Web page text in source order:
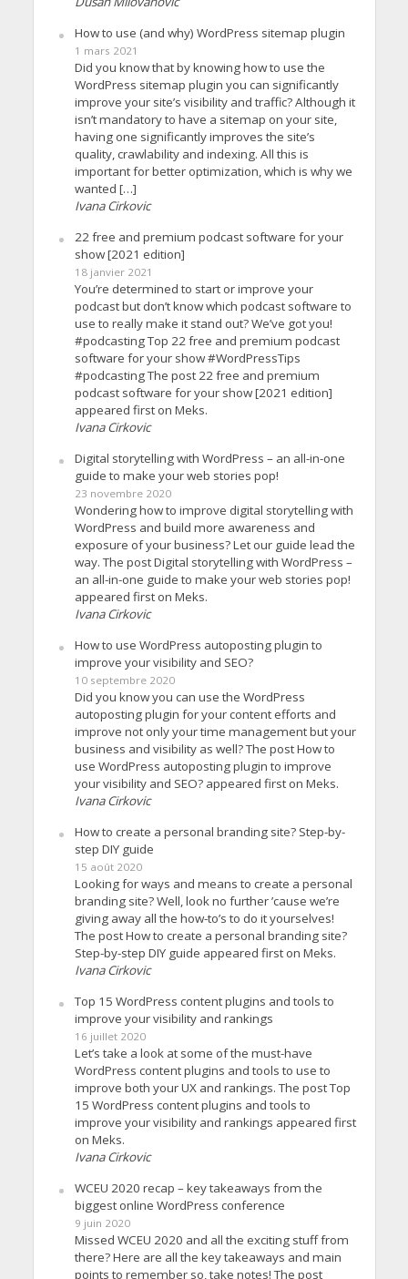
How to use (and why) WordPress sitemap plugin
1 mars 2021
Did you know that by knowing how to use the
WordPress sitemap plugin you can significantly
improve your site’s visibility and traffic? Although it
isn’t mandatory to have a sitemap on your site,
having one significantly improves the site’s
quality, crawlability and indexing. All this is
important for better optimization, which is why we
wanted […]
Ivana Cirkovic
22 free and premium podcast software for your
show [2021 edition]
18 janvier 2021
You’re determined to start or improve your
podcast but don’t know which podcast software to
use to really make it stand out? We’ve got you!
#podcasting Top 22 free and premium podcast
software for your show #WordPressTips
#podcasting The post 22 free and premium
podcast software for your show [2021 edition]
appeared first on Meks.
Ivana Cirkovic
Digital storytelling with WordPress – an all-in-one
guide to make your web stories pop!
23 novembre 2020
Wondering how to improve digital storytelling with
WordPress and build more awareness and
exposure of your business? Let our guide lead the
way. The post Digital storytelling with WordPress –
an all-in-one guide to make your web stories pop!
appeared first on Meks.
Ivana Cirkovic
How to use WordPress autoposting plugin to
improve your visibility and SEO?
10 septembre 2020
Did you know you can use the WordPress
autoposting plugin for your content efforts and
improve not only your time management but your
business and visibility as well? The post How to
use WordPress autoposting plugin to improve
your visibility and SEO? appeared first on Meks.
Ivana Cirkovic
How to create a personal branding site? Step-by-
step DIY guide
15 août 2020
Looking for ways and means to create a personal
branding site? Well, look no further ’cause we’re
giving away all the how-to’s to do it yourselves!
The post How to create a personal branding site?
Step-by-step DIY guide appeared first on Meks.
Ivana Cirkovic
Top 15 WordPress content plugins and tools to
improve your visibility and rankings
16 juillet 2020
Let’s take a look at some of the must-have
WordPress content plugins and tools to use to
improve both your UX and rankings. The post Top
15 WordPress content plugins and tools to
improve your visibility and rankings appeared first
on Meks.
Ivana Cirkovic
WCEU 2020 recap – key takeaways from the
biggest online WordPress conference
9 juin 2020
Missed WCEU 2020 and all the exciting stuff from
there? Here are all the key takeaways and main
points to remember so, take notes! The post